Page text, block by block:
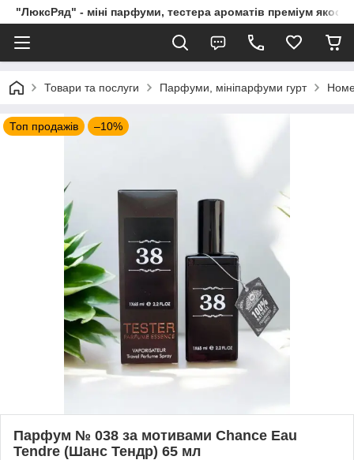
"ЛюксРяд" - міні парфуми, тестера ароматів преміум
Товари та послуги Парфуми, мініпарфуми гурт
Топ продажів –10%
Парфум № 038 за мотивами Chance Eau
Tendre (Шанс Тендр) 65 мл